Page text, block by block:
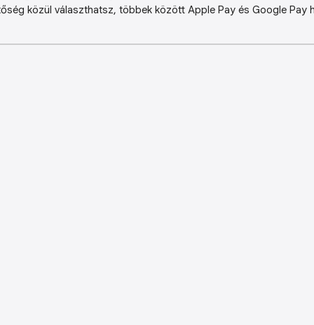
közül választhatsz, többek között Apple Pay és Google Pay